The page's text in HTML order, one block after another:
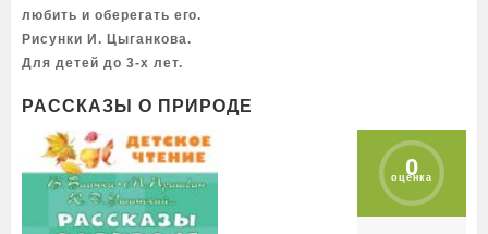
любить и оберегать его.
Рисунки И. Цыганкова.
Для детей до 3-х лет.
РАССКАЗЫ О ПРИРОДЕ
0
оценка